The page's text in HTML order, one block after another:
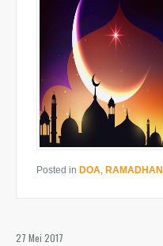
Posted in DOA RAMADHAN
27 Mei 2017